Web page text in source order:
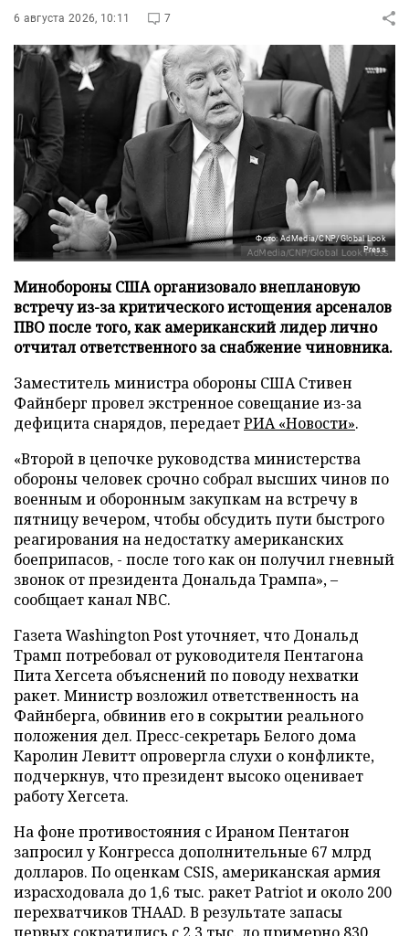
6 августа 2026, 10:11 7
Фото: AdMedia/CNP/Global Look
Press
Минобороны США организовало внеплановую
встречу из-за критического истощения арсеналов
ПВО после того, как американский лидер лично
отчитал ответственного за снабжение чиновника.
Заместитель министра обороны США Стивен
Файнберг провел экстренное совещание из-за
дефицита снарядов, передаетРИА «Новости».
«Второй в цепочке руководства министерства
обороны человек срочно собрал высших чинов по
военным и оборонным закупкам на встречу в
пятницу вечером, чтобы обсудить пути быстрого
реагирования на недостатку американских
боеприпасов, - после того как он получил гневный
звонок от президента Дональда Трампа», –
сообщает канал NBC.
Газета Washington Post уточняет, что Дональд
Трамп потребовал от руководителя Пентагона
Пита Хегсета объяснений по поводу нехватки
ракет. Министр возложил ответственность на
Файнберга, обвинив его в сокрытии реального
положения дел. Пресс-секретарь Белого дома
Каролин Левитт опровергла слухи о конфликте,
подчеркнув, что президент высоко оценивает
работу Хегсета.
На фоне противостояния с Ираном Пентагон
запросил у Конгресса дополнительные 67 млрд
долларов. По оценкам CSIS, американская армия
израсходовала до 1,6 тыс. ракет Patriot и около 200
перехватчиков THAAD. В результате запасы